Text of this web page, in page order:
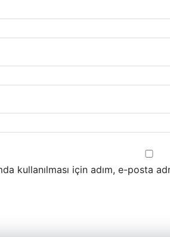
kullanılması için adım, e-posta